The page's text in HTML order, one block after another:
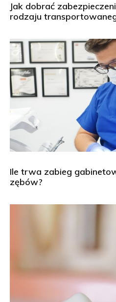
Jak dobrać
rodzaju
Ile trwa zabieg
zębów?